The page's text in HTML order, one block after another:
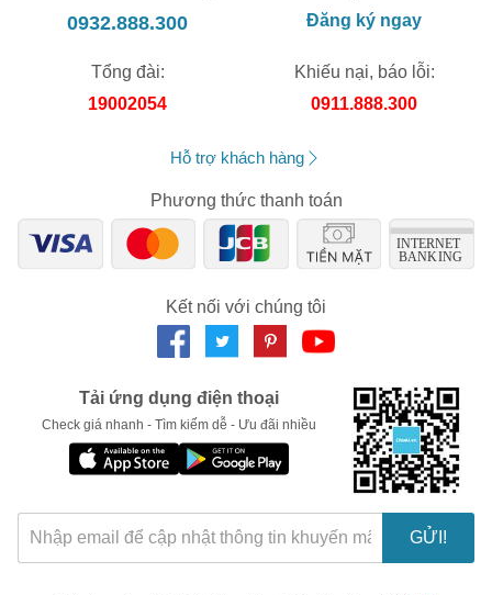
0932.888.300
Đăng ký ngay
Tổng đài:
19002054
Khiếu nại, báo lỗi:
0911.888.300
Hỗ trợ khách hàng
Phương thức thanh toán
Kết nối với chúng tôi
Tải ứng dụng điện thoại
Check giá nhanh - Tìm kiếm dễ - Ưu đãi nhiều
GỬI!